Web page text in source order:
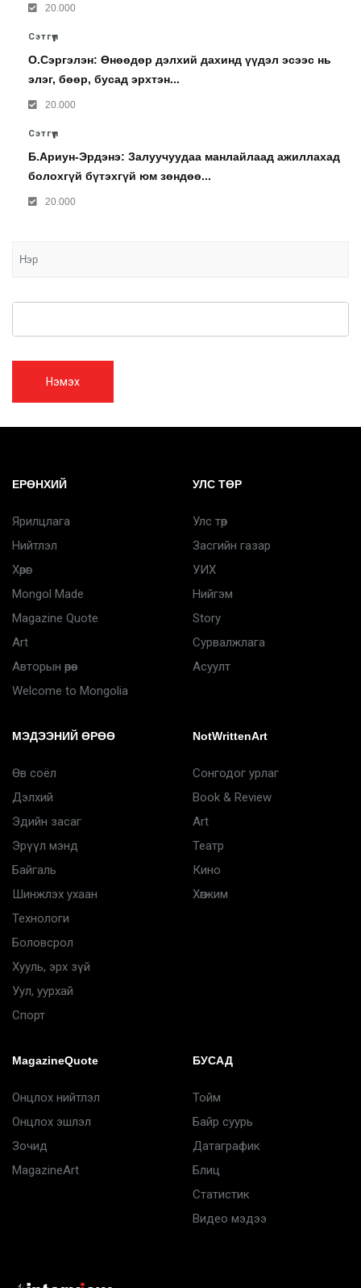
20.000
Сэтгүүл
О.Сэргэлэн: Өнөөдөр дэлхий дахинд үүдэл эсээс нь
элэг, бөөр, бусад эрхтэн...
20.000
Сэтгүүл
Б.Ариун-Эрдэнэ: Залуучуудаа манлайлаад ажиллахад
болохгүй бүтэхгүй юм зөндөө...
20.000
Нэмэх
ЕРӨНХИЙ
Ярилцлага
Нийтлэл
Хөрөг
Mongol Made
Magazine Quote
Art
Авторын өрөө
Welcome to Mongolia
УЛС ТӨР
Улс төр
Засгийн газар
УИХ
Нийгэм
Story
Сурвалжлага
Асуулт
МЭДЭЭНИЙ ӨРӨӨ
Өв соёл
Дэлхий
Эдийн засаг
Эрүүл мэнд
Байгаль
Шинжлэх ухаан
Технологи
Боловсрол
Хууль, эрх зүй
Уул, уурхай
Спорт
NotWrittenArt
Сонгодог урлаг
Book & Review
Art
Театр
Кино
Хөгжим
MagazineQuote
Онцлох нийтлэл
Онцлох эшлэл
Зочид
MagazineArt
БУСАД
Тойм
Байр суурь
Датаграфик
Блиц
Статистик
Видео мэдээ